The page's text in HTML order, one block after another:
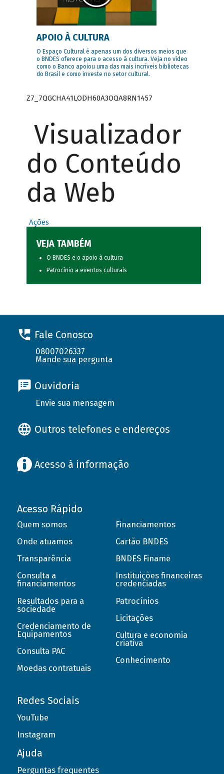
APOIO À CULTURA
O Espaço Cultural é apenas um dos diversos meios que
o BNDES oferece para o acesso à cultura. Veja no vídeo
como o Banco apoiou uma das mais incríveis bibliotecas
do Brasil e como investe no setor cultural.
Z7_7QGCHA41LODH60A3OQA8RN1457
Visualizador
do Conteúdo
da Web
Ações
VEJA TAMBÉM
O BNDES e o apoio à cultura
Patrocínio a eventos culturais
Fale Conosco
08007026337
Mande sua pergunta
Ouvidoria
Envie sua mensagem
Outros telefones e endereços
Acesso à informação
Acesso Rápido
Quem somos
Onde atuamos
Transparência
Consulta a
financiamentos
Resultados para a
sociedade
Credenciamento de
Equipamentos
Consulta PAC
Moedas contratuais
Financiamentos
Cartão BNDES
BNDES Finame
Instituições financeiras
credenciadas
Patrocínios
Licitações
Cultura e economia
criativa
Conhecimento
Redes Sociais
YouTube
Instagram
Ajuda
Perguntas frequentes